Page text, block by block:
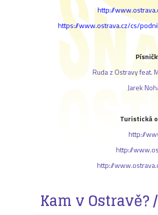
http://
https://www.ostrava.cz/cs/
Ruda z Ostravy feat.
Jarek
Turistická
http://
http://
http://
Kam v Ostravě?